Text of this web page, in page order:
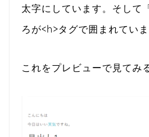
太字にしています。そして
ろが<h>タグで囲まれていま
これをプレビューで見てみ